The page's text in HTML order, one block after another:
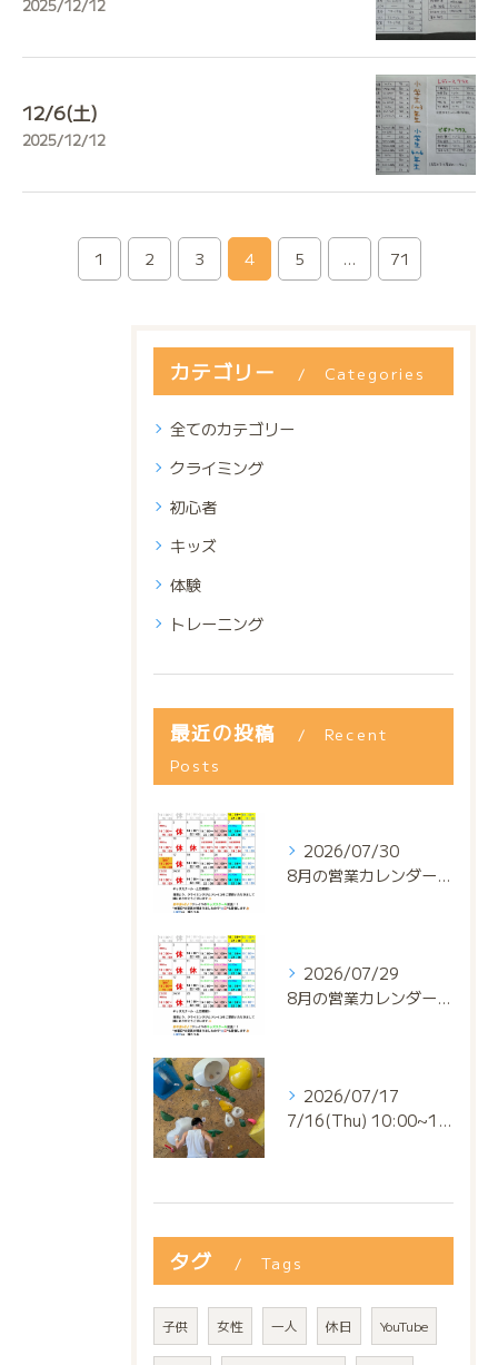
2025/12/12
12/6(土)
2025/12/12
1 2 3 4 5 ... 71
カテゴリー Categories
全てのカテゴリー
クライミング
初心者
キッズ
体験
トレーニング
最近の投稿
Recent
Posts
2026/07/30
8月の営業カレンダー📅でっっっす‼️
2026/07/29
8月の営業カレンダー📅でっっっす‼️
2026/07/17
7/16(Thu) 10:00~13:00
タグ Tags
子供 女性 一人 休日 YouTube